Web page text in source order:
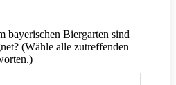
bayerischen Biergarten sind
(Wähle alle zutreffenden